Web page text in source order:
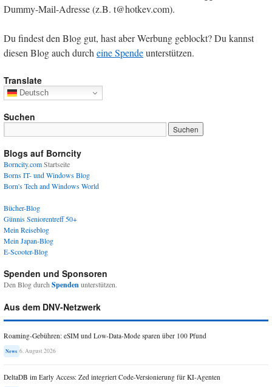
Dummy-Mail-Adresse (z.B. t@hotkev.com).
Du findest den Blog gut, hast aber Werbung geblockt? Du kannst
diesen Blog auch durch eine Spendeunterstützen.
Translate
Deutsch
Suchen
Blogs auf Borncity
Borncity.comStartseite
Borns IT- und Windows Blog
Born's Tech and Windows World
Bücher-Blog
Günnis Seniorentreff 50+
Mein Reiseblog
Mein Japan-Blog
E-Scooter-Blog
Spenden und Sponsoren
Den Blog durch Spendenunterstützen.
Aus dem DNV-Netzwerk
Roaming-Gebühren: eSIM und Low-Data-Mode sparen über 100 Pfund
News 6. August 2026
DeltaDB im Early Access: Zed integriert Code-Versionierung für KI-Agenten